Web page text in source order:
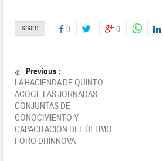
share 0 0
Previous :
LA HACIENDA DE QUINTO
ACOGE LAS JORNADAS
CONJUNTAS DE
CONOCIMIENTO Y
CAPACITACIÓN DEL ÚLTIMO
FORO DHINNOVA